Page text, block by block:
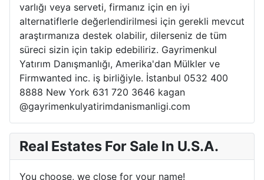
varlığı veya serveti, firmanız için en iyi
alternatiflerle değerlendirilmesi için gerekli mevcut
araştırmanıza destek olabilir, dilerseniz de tüm
süreci sizin için takip edebiliriz. Gayrimenkul
Yatırım Danışmanlığı, Amerika'dan Mülkler ve
Firmwanted inc. iş birliğiyle. İstanbul 0532 400
8888 New York 631 720 3646 kagan
@gayrimenkulyatirimdanismanligi.com
Real Estates For Sale In U.S.A.
You choose, we close for your name!